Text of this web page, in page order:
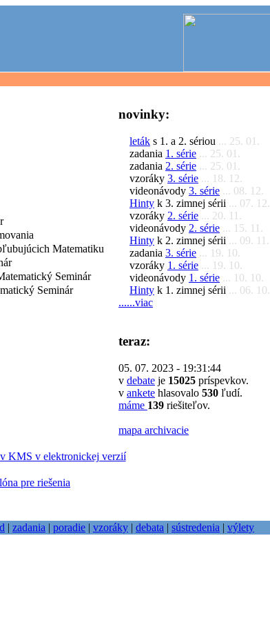
Matematiku
Seminár
Seminár
novinky:
leták s 1. a 2. sériou ... 25. 01.
zadania 1. série ... 25. 01.
zadania 2. série ... 25. 01.
vzoráky 3. série ... 18. 12.
videonávody 3. série ... 08. 12.
Hinty k 3. zimnej sérii ... 07. 12.
vzoráky 2. série ... 20. 11.
videonávody 2. série ... 15. 11.
Hinty k 2. zimnej sérii ... 09. 11.
zadania 3. série ... 19. 10.
vzoráky 1. série ... 19. 10.
videonávody 1. série ... 10. 10.
Hinty k 1. zimnej sérii ... 06. 10.
......viac
teraz:
05. 07. 2023 - 19:31:44
v debate je 15025 príspevkov.
v ankete hlasovalo 530 ľudí.
máme 139 riešiteľov.
mapa archivacie
KMS v elektronickej verzií
pre riešenia
| zadania | poradie | vzoráky | debata | sústredenia | výlety